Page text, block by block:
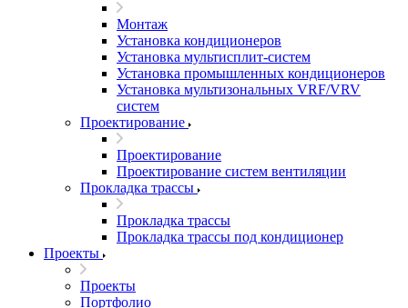
Монтаж
Установка кондиционеров
Установка мультисплит-систем
Установка промышленных кондиционеров
Установка мультизональных VRF/VRV
систем
Проектирование
Проектирование
Проектирование систем вентиляции
Прокладка трассы
Прокладка трассы
Прокладка трассы под кондиционер
Проекты
Проекты
Портфолио